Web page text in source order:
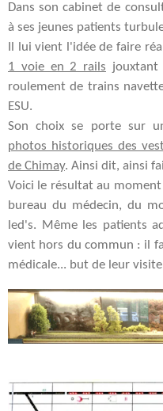
Dans son cabinet de
à ses jeunes patients
Il lui vient l'idée de faire
1 voie en 2 rails jouxtant
roulement de trains
ESU.
Son choix se porte sur
photos historiques des
de Chimay. Ainsi dit, ainsi
Voici le résultat au
bureau du médecin, du
led's. Même les patients
vient hors du commun : il
médicale... but de leur